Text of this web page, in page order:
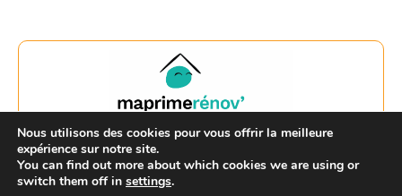
MaPrimeRénov' (MPR)
En savoir +
Nous utilisons des cookies pour vous offrir la meilleure
expérience sur notre site.
You can find out more about which cookies we are using or
switch them off in settings.